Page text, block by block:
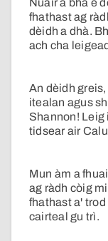
Nuair a bha e
fhathast ag
dèidh a dhà.
ach cha
An dèidh
itealan agus
Shannon! Leig
tidsear air
Mun àm a
ag ràdh còig
fhathast a'
cairteal gu trì.